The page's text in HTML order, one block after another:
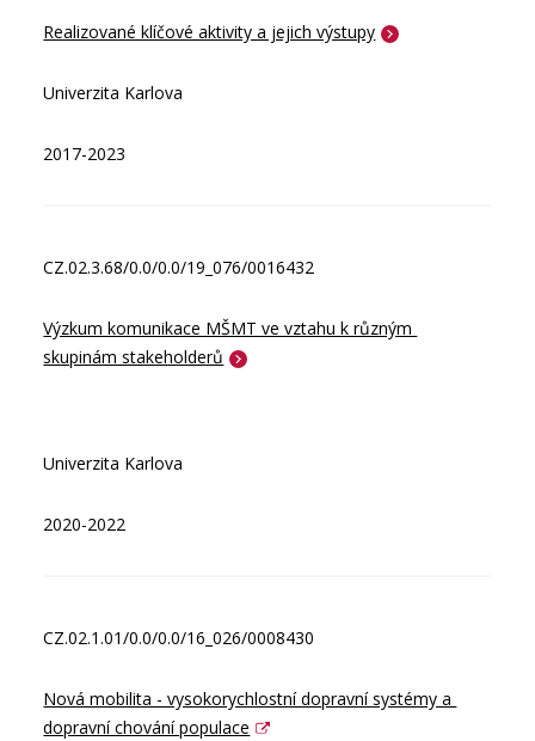
Realizované klíčové aktivity a jejich výstupy
Univerzita Karlova
2017-2023
CZ.02.3.68/0.0/0.0/19_076/0016432
Výzkum komunikace MŠMT ve vztahu k různým
skupinám stakeholderů
Univerzita Karlova
2020-2022
CZ.02.1.01/0.0/0.0/16_026/0008430
Nová mobilita - vysokorychlostní dopravní systémy a
dopravní chování populace